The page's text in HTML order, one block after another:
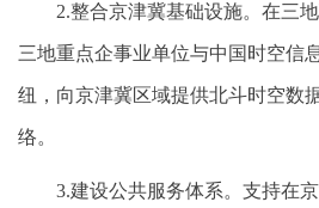
2.整合京津冀基础设施。在三
三地重点企事业单位与中国时空信
纽，向京津冀区域提供北斗时空数
络。
3.建设公共服务体系。支持在